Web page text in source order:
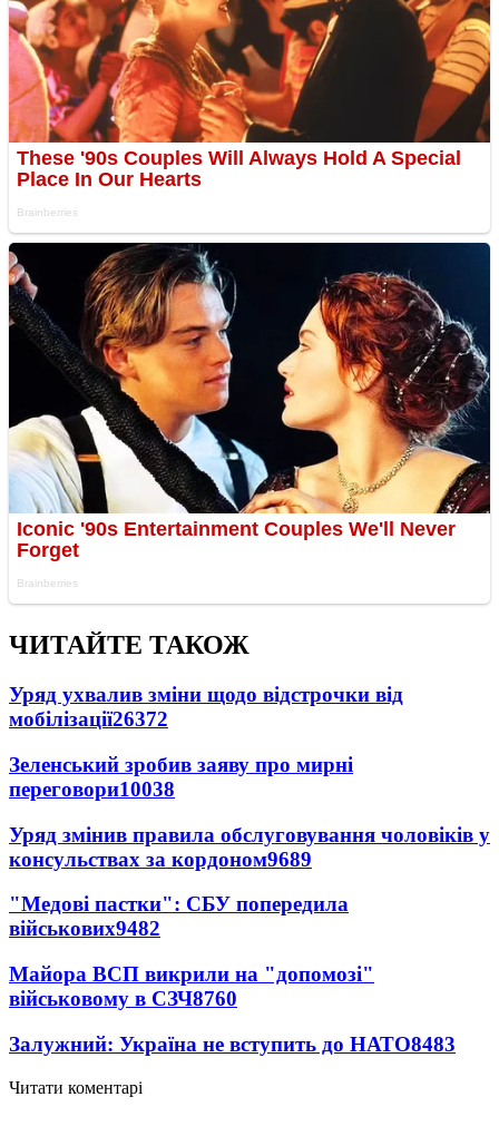
ЧИТАЙТЕ ТАКОЖ
Уряд ухвалив зміни щодо відстрочки від
мобілізації26372
Зеленський зробив заяву про мирні
переговори10038
Уряд змінив правила обслуговування чоловіків у
консульствах за кордоном9689
"Медові пастки": СБУ попередила
військових9482
Майора ВСП викрили на "допомозі"
військовому в СЗЧ8760
Залужний: Україна не вступить до НАТО8483
Читати коментарі